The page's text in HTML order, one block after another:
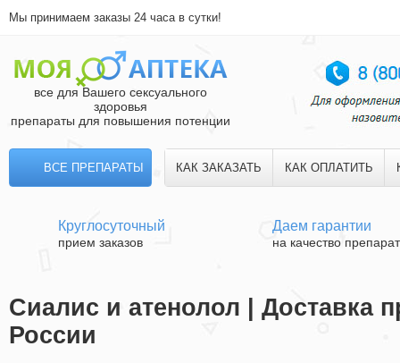
Мы принимаем заказы 24 часа в сутки!
все для Вашего сексуального
здоровья
препараты для повышения потенции
ВСЕ ПРЕПАРАТЫ КАК ЗАКАЗАТЬ КАК ОПЛАТИТЬ
Круглосуточный
прием заказов
Даем гарантии
на качество
Сиалис и атенолол | Доставка
России